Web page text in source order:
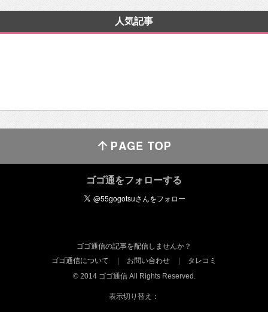
人気記事
ゴゴ通をフォローする
ゴゴ通信の記事を配信しませんか？
ゴゴ通信について
お問い合わせ
タレコミ
© 2014 ゴゴ通信 All Rights Reserved.
表示切り替え：